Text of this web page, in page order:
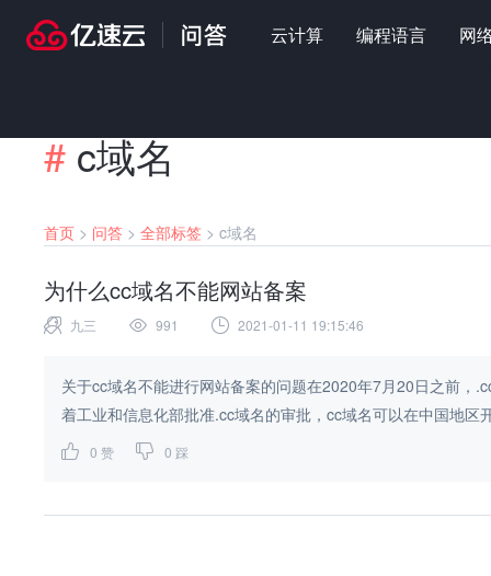
云计算 编程语言 网
#c域名
首页 > 问答 > 全部标签 > c域名
为什么cc域名不能网站备案
九三 991 2021-01-11 19:15:46
关于cc域名不能进行网站备案的问题在2020年7月20日之前，
着工业和信息化部批准.cc域名的审批，cc域名可以在中国地区
0 赞 0 踩